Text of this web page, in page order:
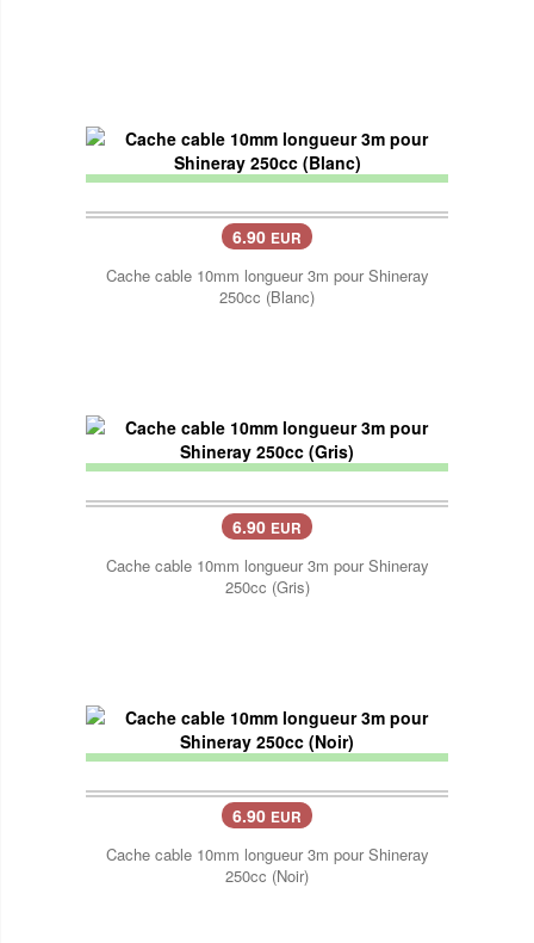
6.90 EUR
Cache cable 10mm longueur 3m pour Shineray
250cc (Blanc)
6.90 EUR
Cache cable 10mm longueur 3m pour Shineray
250cc (Gris)
6.90 EUR
Cache cable 10mm longueur 3m pour Shineray
250cc (Noir)